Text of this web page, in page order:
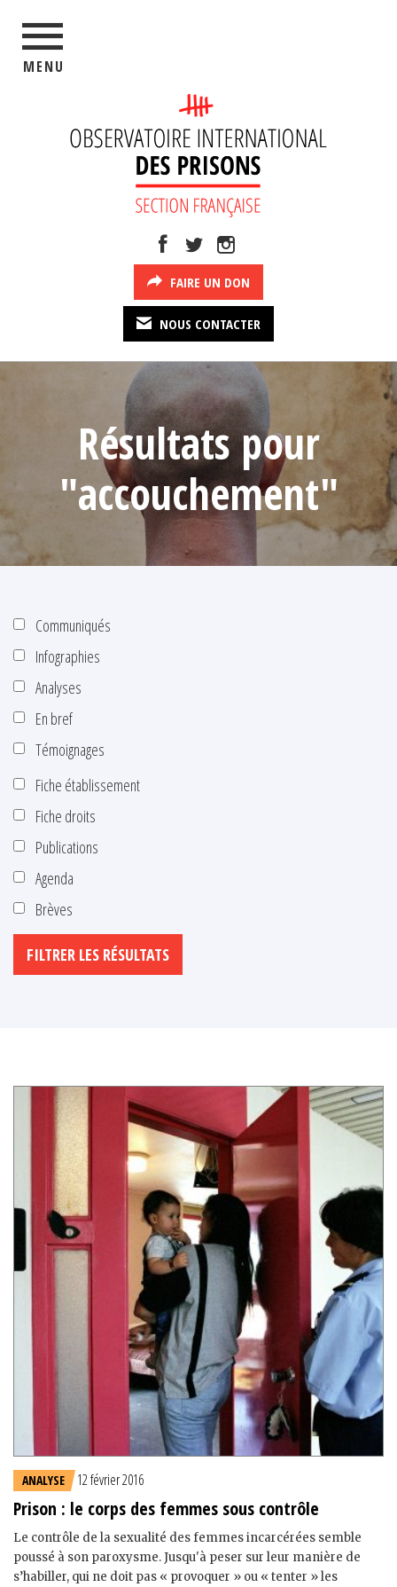
MENU
FAIRE UN DON
NOUS CONTACTER
Résultats pour
"accouchement"
Communiqués
Infographies
Analyses
En bref
Témoignages
Fiche établissement
Fiche droits
Publications
Agenda
Brèves
ANALYSE 12 février 2016
Prison : le corps des femmes sous contrôle
Le contrôle de la sexualité des femmes incarcérées semble
poussé à son paroxysme. Jusqu'à peser sur leur manière de
s’habiller, qui ne doit pas « provoquer » ou « tenter » les